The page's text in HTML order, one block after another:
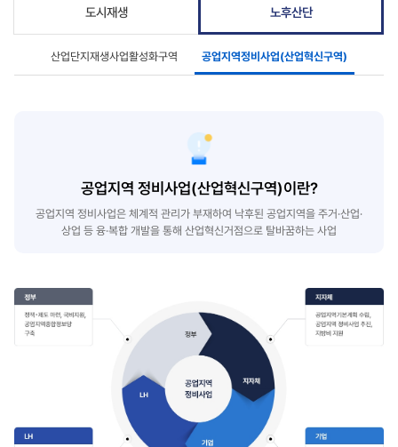
도시재생 노후산단
산업단지재생사업활성화구역 공업지역정비사업(산업혁신구역)
공업지역 정비사업(산업혁신구역)이란?
공업지역 정비사업은 체계적 관리가 부재하여 낙후된 공업지역을 주거·산업·
상업 등 융·복합 개발을 통해 산업혁신거점으로 탈바꿈하는 사업